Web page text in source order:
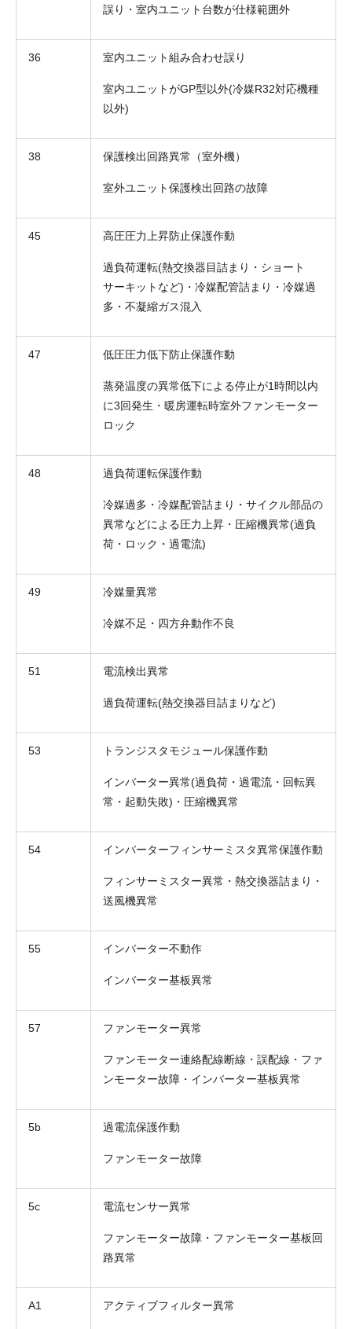
誤り・室内ユニット台数が仕様範囲外
36 室内ユニット組み合わせ誤り
室内ユニットがGP型以外(冷媒R32対応機種
以外)
38 保護検出回路異常（室外機）
室外ユニット保護検出回路の故障
45 高圧圧力上昇防止保護作動
過負荷運転(熱交換器目詰まり・ショート
サーキットなど)・冷媒配管詰まり・冷媒過
多・不凝縮ガス混入
47 低圧圧力低下防止保護作動
蒸発温度の異常低下による停止が1時間以内
に3回発生・暖房運転時室外ファンモーター
ロック
48 過負荷運転保護作動
冷媒過多・冷媒配管詰まり・サイクル部品の
異常などによる圧力上昇・圧縮機異常(過負
荷・ロック・過電流)
49 冷媒量異常
冷媒不足・四方弁動作不良
51 電流検出異常
過負荷運転(熱交換器目詰まりなど)
53 トランジスタモジュール保護作動
インバーター異常(過負荷・過電流・回転異
常・起動失敗)・圧縮機異常
54 インバーターフィンサーミスタ異常保護作動
フィンサーミスター異常・熱交換器詰まり・
送風機異常
55 インバーター不動作
インバーター基板異常
57 ファンモーター異常
ファンモーター連絡配線断線・誤配線・ファ
ンモーター故障・インバーター基板異常
5b 過電流保護作動
ファンモーター故障
5c 電流センサー異常
ファンモーター故障・ファンモーター基板回
路異常
A1 アクティブフィルター異常